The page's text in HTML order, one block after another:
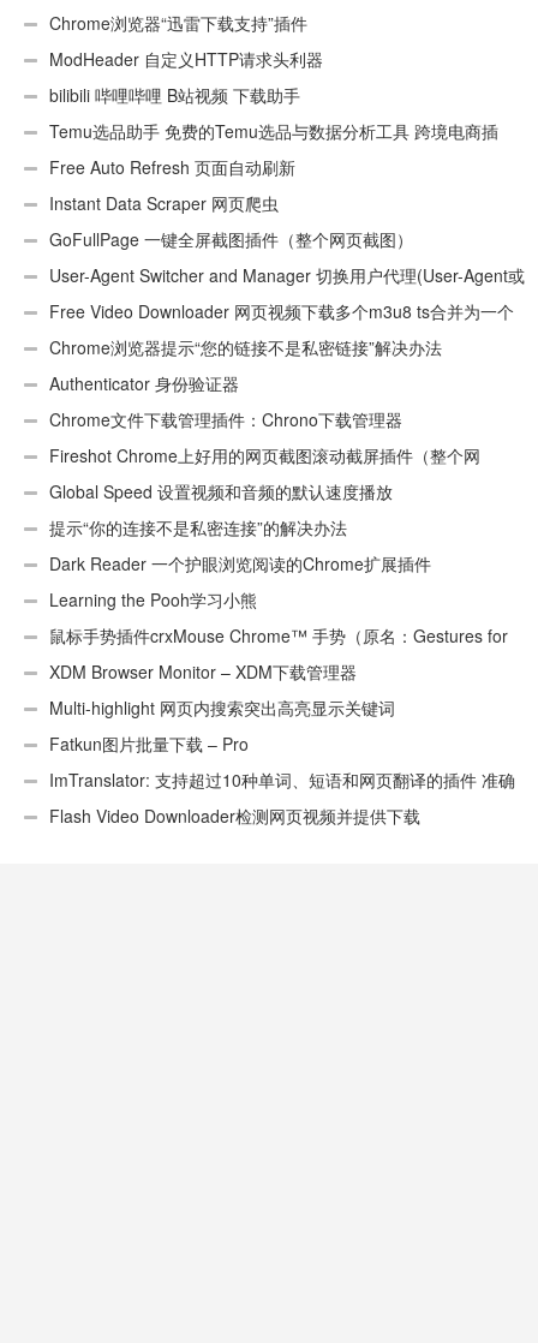
插件Chrome浏览器“迅雷下载支持”插件
ModHeader 自定义HTTP请求头利器
bilibili 哔哩哔哩 B站视频 下载助手
Temu选品助手 免费的Temu选品与数据分析工具 跨境电商插
件 Free Auto Refresh 页面自动刷新
Instant Data Scraper 网页爬虫
GoFullPage 一键全屏截图插件（整个网页截图）
User-Agent Switcher and Manager 切换用户代理(User-Agent或
UA)Free Video Downloader 网页视频下载多个m3u8 ts合并为一个
ts文件Chrome浏览器提示“您的链接不是私密链接”解决办法
Authenticator 身份验证器
Chrome文件下载管理插件：Chrono下载管理器
Fireshot Chrome上好用的网页截图滚动截屏插件（整个网
页）Global Speed 设置视频和音频的默认速度播放
提示“你的连接不是私密连接”的解决办法
Dark Reader 一个护眼浏览阅读的Chrome扩展插件
Learning the Pooh学习小熊
鼠标手势插件crxMouse Chrome™ 手势（原名：Gestures for
Chrome(TM)汉化版）
XDM Browser Monitor – XDM下载管理器
Multi-highlight 网页内搜索突出高亮显示关键词
Fatkun图片批量下载 – Pro
ImTranslator: 支持超过10种单词、短语和网页翻译的插件 准确
性不错Flash Video Downloader检测网页视频并提供下载